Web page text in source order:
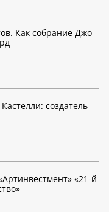
Как собрание Джо
создатель
«21-й